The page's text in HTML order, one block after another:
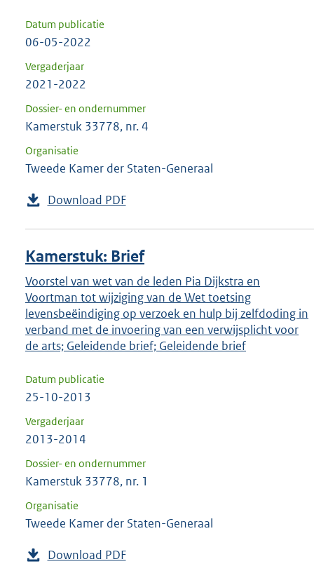
Datum publicatie
06-05-2022
Vergaderjaar
2021-2022
Dossier- en ondernummer
Kamerstuk 33778, nr. 4
Organisatie
Tweede Kamer der Staten-Generaal
Download PDF
Kamerstuk: Brief
Voorstel van wet van de leden Pia Dijkstra en
Voortman tot wijziging van de Wet toetsing
levensbeëindiging op verzoek en hulp bij zelfdoding in
verband met de invoering van een verwijsplicht voor
de arts; Geleidende brief; Geleidende brief
Datum publicatie
25-10-2013
Vergaderjaar
2013-2014
Dossier- en ondernummer
Kamerstuk 33778, nr. 1
Organisatie
Tweede Kamer der Staten-Generaal
Download PDF